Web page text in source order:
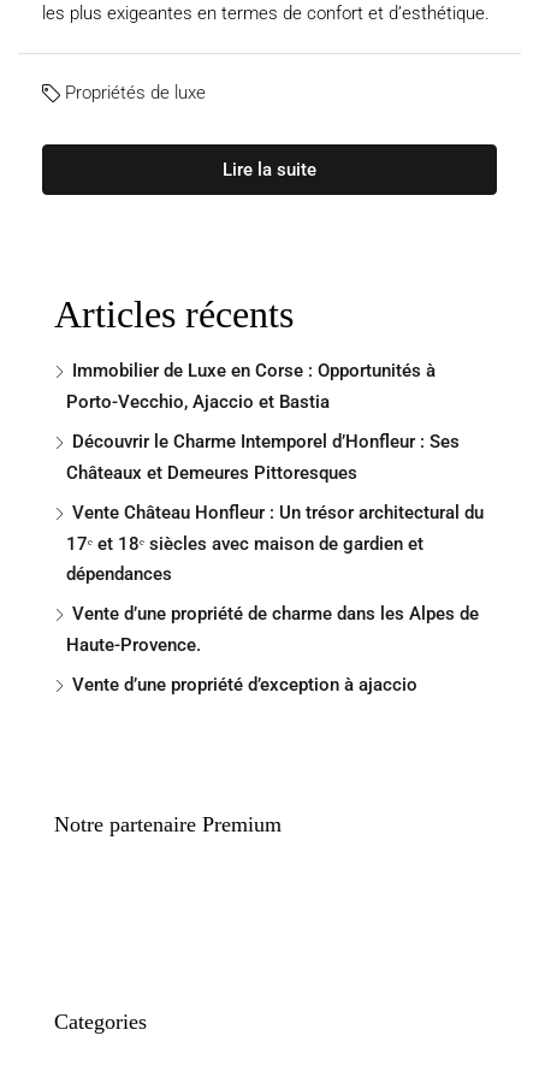
les plus exigeantes en termes de confort et d’esthétique.
Propriétés de luxe
Lire la suite
Articles récents
Immobilier de Luxe en Corse : Opportunités à
Porto-Vecchio, Ajaccio et Bastia
Découvrir le Charme Intemporel d’Honfleur : Ses
Châteaux et Demeures Pittoresques
Vente Château Honfleur : Un trésor architectural du
17ᵉ et 18ᵉ siècles avec maison de gardien et
dépendances
Vente d’une propriété de charme dans les Alpes de
Haute-Provence.
Vente d’une propriété d’exception à ajaccio
Notre partenaire Premium
Categories